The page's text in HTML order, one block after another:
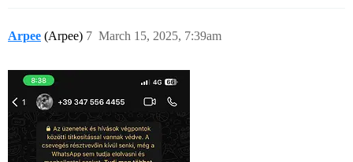
Arpee (Arpee) March 15, 2025, 7:39am
7